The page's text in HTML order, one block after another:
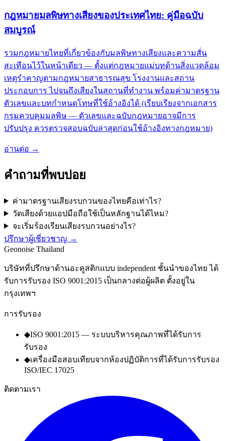
กฎหมายมลพิษทางเสียงของประเทศไทย: คู่มือฉบับ
สมบูรณ์
รวมกฎหมายไทยที่เกี่ยวข้องกับมลพิษทางเสียงและความสั่น
สะเทือนไว้ในหน้าเดียว — ตั้งแต่กฎหมายแม่บทด้านสิ่งแวดล้อม
เหตุรำคาญตามกฎหมายสาธารณสุข โรงงานและสถาน
ประกอบการ ไปจนถึงเสียงในสถานที่ทำงาน พร้อมค่ามาตรฐาน
ตัวเลขและบทกำหนดโทษที่ใช้อ้างอิงได้ (เรียบเรียงจากเอกสาร
กรมควบคุมมลพิษ — ตัวเลขและฉบับกฎหมายอาจมีการ
ปรับปรุง ควรตรวจสอบฉบับล่าสุดก่อนใช้อ้างอิงทางกฎหมาย)
อ่านต่อ →
คำถามที่พบบ่อย
ค่ามาตรฐานเสียงรบกวนของไทยคือเท่าไร?
วัดเสียงด้วยแอปมือถือใช้เป็นหลักฐานได้ไหม?
จะเริ่มร้องเรียนเสียงรบกวนอย่างไร?
ปรึกษาผู้เชี่ยวชาญ →
Geonoise Thailand
บริษัทที่ปรึกษาด้านอะคูสติกแบบ independent ชั้นนำของไทย ได้
รับการรับรอง ISO 9001:2015 เป็นกลางต่อผู้ผลิต ตั้งอยู่ใน
กรุงเทพฯ
การรับรอง
◆ISO 9001:2015 — ระบบบริหารคุณภาพที่ได้รับการ
รับรอง
◆เครื่องมือสอบเทียบจากห้องปฏิบัติการที่ได้รับการรับรอง
ISO/IEC 17025
ติดตามเรา